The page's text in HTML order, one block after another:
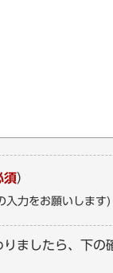
須）
入力をお願いします)
ましたら、下の